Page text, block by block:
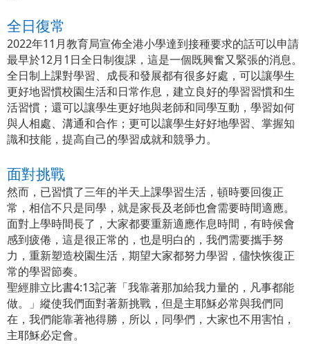
全日復常
2022年11月教育局宣佈全港小學達到接種要求的話可以申請
最早於12月1日全日制復課，這是一個既興奮又緊張的消息。
全日制上課對學習、成長和發展都有很多好處，可以讓學生
更好地習慣校園生活和日常作息，建立良好的學習習慣和生
活習慣；還可以讓學生更好地與老師和同學互動，學習如何
與人相處、溝通和合作；更可以讓學生好好地學習、掌握知
識和技能，提高自己的學習成就和競爭力。
面對挑戰
然而，已習慣了三年的半天上課學習生活，頓時要回復正
常，相信不只是同學，就是家長及老師也會需要時間適應。
面對上學時間長了，大家都要重新適應作息時間，有時候會
感到疲倦，這是很正常的，也是明白的，我們需要攜手努
力，重新塑造校園生活，期望大家都努力學習，儘快恢復正
常的學習節奏。
聖經腓立比書4:13記著「我靠著那加給我力量的，凡事都能
做。」縱使我們面對著新挑戰，但是主耶穌必常與我們同
在，我們能靠著祂得勝，所以，同學們，大家也不用害怕，
主耶穌必定會。